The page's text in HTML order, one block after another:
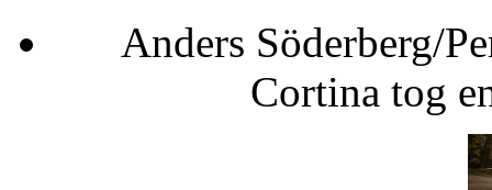
Anders
Cortina tog